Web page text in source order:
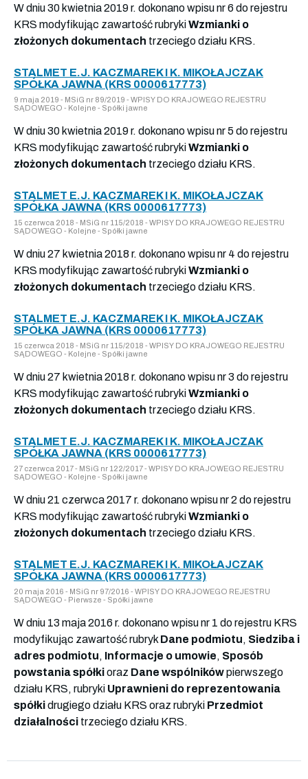
W dniu 30 kwietnia 2019 r. dokonano wpisu nr 6 do rejestru
KRS modyfikując zawartość rubrykiWzmianki o
złożonych dokumentach trzeciego działu KRS.
STALMET E.J. KACZMAREK I K. MIKOŁAJCZAK
SPÓŁKA JAWNA (KRS 0000617773)
9 maja 2019 - MSiG nr 89/2019 - WPISY DO KRAJOWEGO REJESTRU
SĄDOWEGO - Kolejne - Spółki jawne
W dniu 30 kwietnia 2019 r. dokonano wpisu nr 5 do rejestru
KRS modyfikując zawartość rubrykiWzmianki o
złożonych dokumentach trzeciego działu KRS.
STALMET E.J. KACZMAREK I K. MIKOŁAJCZAK
SPÓŁKA JAWNA (KRS 0000617773)
15 czerwca 2018 - MSiG nr 115/2018 - WPISY DO KRAJOWEGO REJESTRU
SĄDOWEGO - Kolejne - Spółki jawne
W dniu 27 kwietnia 2018 r. dokonano wpisu nr 4 do rejestru
KRS modyfikując zawartość rubrykiWzmianki o
złożonych dokumentach trzeciego działu KRS.
STALMET E.J. KACZMAREK I K. MIKOŁAJCZAK
SPÓŁKA JAWNA (KRS 0000617773)
15 czerwca 2018 - MSiG nr 115/2018 - WPISY DO KRAJOWEGO REJESTRU
SĄDOWEGO - Kolejne - Spółki jawne
W dniu 27 kwietnia 2018 r. dokonano wpisu nr 3 do rejestru
KRS modyfikując zawartość rubrykiWzmianki o
złożonych dokumentach trzeciego działu KRS.
STALMET E.J. KACZMAREK I K. MIKOŁAJCZAK
SPÓŁKA JAWNA (KRS 0000617773)
27 czerwca 2017 - MSiG nr 122/2017 - WPISY DO KRAJOWEGO REJESTRU
SĄDOWEGO - Kolejne - Spółki jawne
W dniu 21 czerwca 2017 r. dokonano wpisu nr 2 do rejestru
KRS modyfikując zawartość rubrykiWzmianki o
złożonych dokumentach trzeciego działu KRS.
STALMET E.J. KACZMAREK I K. MIKOŁAJCZAK
SPÓŁKA JAWNA (KRS 0000617773)
20 maja 2016 - MSiG nr 97/2016 - WPISY DO KRAJOWEGO REJESTRU
SĄDOWEGO - Pierwsze - Spółki jawne
W dniu 13 maja 2016 r. dokonano wpisu nr 1 do rejestru KRS
modyfikując zawartość rubryk Dane podmiotu, Siedziba i
adres podmiotu, Informacje o umowie, Sposób
powstania spółkioraz Dane wspólnikówpierwszego
działu KRS, rubryki Uprawnieni do reprezentowania
spółkidrugiego działu KRS oraz rubryki Przedmiot
działalności trzeciego działu KRS.